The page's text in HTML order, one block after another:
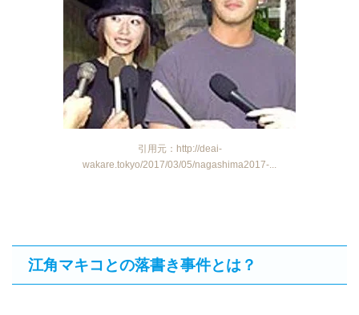
引用元：http://deai-
wakare.tokyo/2017/03/05/nagashima2017-...
江角マキコとの落書き事件とは？